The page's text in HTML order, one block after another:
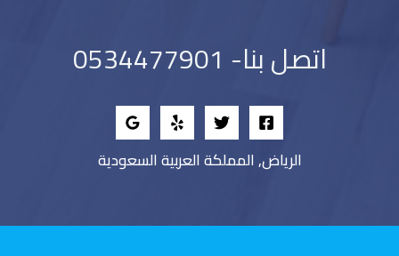
اتصل بنا- 0534477901
الرياض, المملكة العربية السعودية